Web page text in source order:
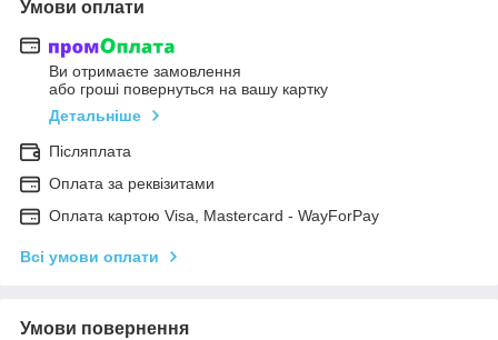
Умови оплати
Ви отримаєте замовлення
або гроші повернуться на вашу картку
Детальніше
Післяплата
Оплата за реквізитами
Оплата картою Visa, Mastercard - WayForPay
Всі умови оплати
Умови повернення